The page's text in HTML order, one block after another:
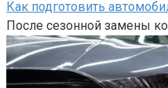
Как подготовить
После сезонной замены